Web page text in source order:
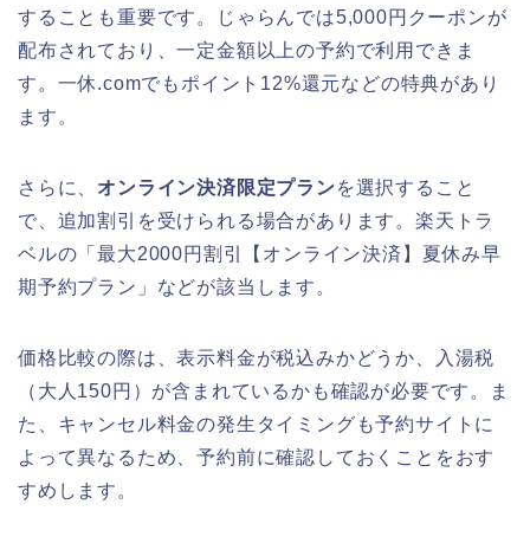
することも重要です。じゃらんでは5,000円クーポンが
配布されており、一定金額以上の予約で利用できま
す。一休.comでもポイント12%還元などの特典があり
ます。
さらに、 オンライン決済限定プランを選択すること
で、追加割引を受けられる場合があります。楽天トラ
ベルの「最大2000円割引【オンライン決済】夏休み早
期予約プラン」などが該当します。
価格比較の際は、表示料金が税込みかどうか、入湯税
（大人150円）が含まれているかも確認が必要です。ま
た、キャンセル料金の発生タイミングも予約サイトに
よって異なるため、予約前に確認しておくことをおす
すめします。